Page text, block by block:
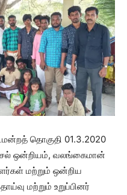
தொகுதி 01.3.2020
ஒன்றியம், வலங்கைமான்
மற்றும் ஒன்றிய
மற்றும் உறுப்பினர்